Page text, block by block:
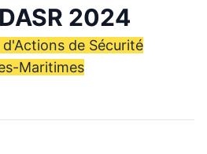
2024
de Sécurité
Maritimes